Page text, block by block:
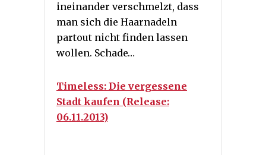
ineinander verschmelzt, dass
man sich die Haarnadeln
partout nicht finden lassen
wollen. Schade…
Timeless: Die vergessene
Stadt kaufen (Release:
06.11.2013)